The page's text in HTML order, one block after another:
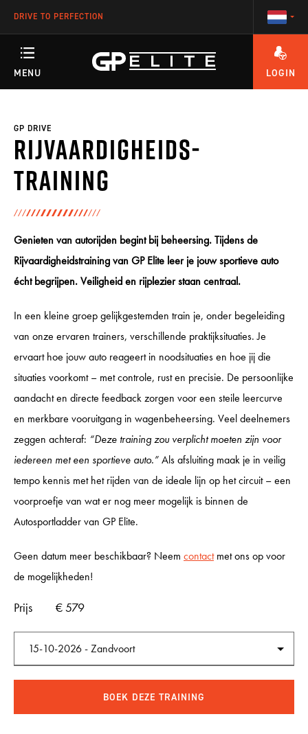
DRIVE TO PERFECTION
MENU
SEASON
ENGINEERING
INCENTIVES
GP CARS
SHOWROOM
KALENDER
VACATURES
CONTACT
LOGIN
Rijvaardigheids-
training
GP DRIVE
Genieten van autorijden begint bij beheersing. Tijdens de
Rijvaardigheidstraining van GP Elite leer je jouw sportieve auto
écht begrijpen. Veiligheid en rijplezier staan centraal.
In een kleine groep gelijkgestemden train je, onder begeleiding
van onze ervaren trainers, verschillende praktijksituaties. Je
ervaart hoe jouw auto reageert in noodsituaties en hoe jij die
situaties voorkomt – met controle, rust en precisie. De persoonlijke
aandacht en directe feedback zorgen voor een steile leercurve
en merkbare vooruitgang in wagenbeheersing. Veel deelnemers
zeggen achteraf: “Deze training zou verplicht moeten zijn voor
iedereen met een sportieve auto.”Als afsluiting maak je in veilig
tempo kennis met het rijden van de ideale lijn op het circuit – een
voorproefje van wat er nog meer mogelijk is binnen de
Autosportladder van GP Elite.
Geen datum meer beschikbaar? Neem contactmet ons op voor
de mogelijkheden!
Prijs € 579